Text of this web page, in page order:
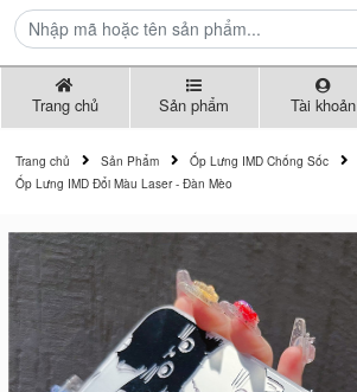
Trang chủ Sản phẩm Tài khoản
Trang chủ Sản Phẩm
Ốp Lưng IMD Chống Sốc
Ốp Lưng IMD Đổi Màu Laser - Đàn Mèo